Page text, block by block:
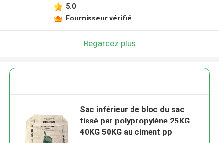
5.0
Fournisseur vérifié
Regardez plus
Sac inférieur de bloc du sac
tissé par polypropylène 25KG
40KG 50KG au ciment pp